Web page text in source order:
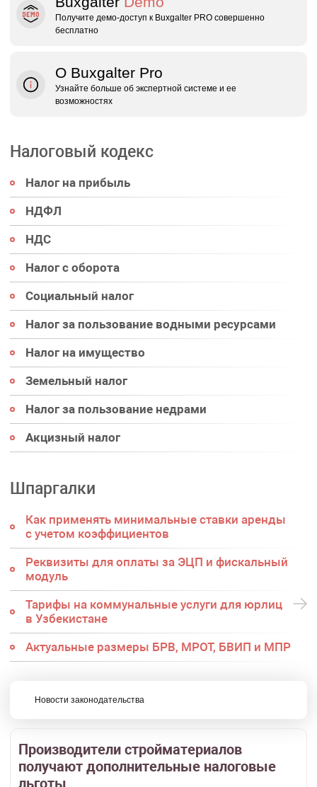
Получите демо‑доступ к Buxgalter PRO совершенно
бесплатно
О Buxgalter Pro
Узнайте больше об экспертной системе и ее
возможностях
Налоговый кодекс
Налог на прибыль
НДФЛ
НДС
Налог с оборота
Социальный налог
Налог за пользование водными ресурсами
Налог на имущество
Земельный налог
Налог за пользование недрами
Акцизный налог
Шпаргалки
Как применять минимальные ставки аренды
с учетом коэффициентов
Реквизиты для оплаты за ЭЦП и фискальный
модуль
Тарифы на коммунальные услуги для юрлиц
в Узбекистане
Актуальные размеры БРВ, МРОТ, БВИП и МПР
Новости законодательства
Производители стройматериалов
получают дополнительные налоговые